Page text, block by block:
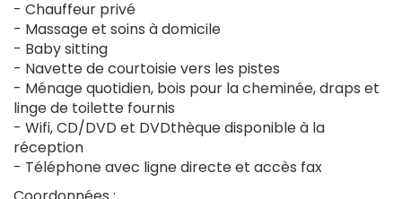
- Chauffeur privé
- Massage et soins à domicile
- Baby sitting
- Navette de courtoisie vers les pistes
- Ménage quotidien, bois pour la cheminée, draps et
linge de toilette fournis
- Wifi, CD/DVD et DVDthèque disponible à la
réception
- Téléphone avec ligne directe et accès fax